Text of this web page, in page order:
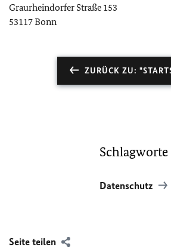
Graurheindorfer Straße 153
53117 Bonn
ZURÜCK ZU:
Schlagworte
Datenschutz
Seite teilen